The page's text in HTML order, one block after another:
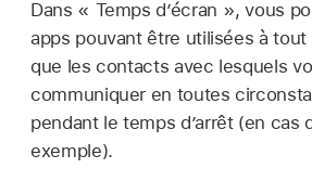
Dans « Temps d’écran », vous
apps pouvant être utilisées à
que les contacts avec lesquels
communiquer en toutes
pendant le temps d’arrêt (en cas
exemple).